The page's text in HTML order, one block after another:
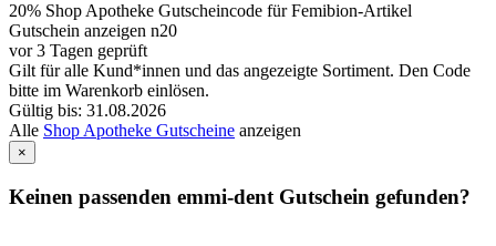
20% Shop Apotheke Gutscheincode für Femibion-Artikel
Gutschein anzeigen n20
vor 3 Tagen geprüft
Gilt für alle Kund*innen und das angezeigte Sortiment. Den Code
bitte im Warenkorb einlösen.
Gültig bis: 31.08.2026
Alle Shop Apotheke Gutscheine anzeigen
×
Keinen passenden emmi-dent Gutschein gefunden?